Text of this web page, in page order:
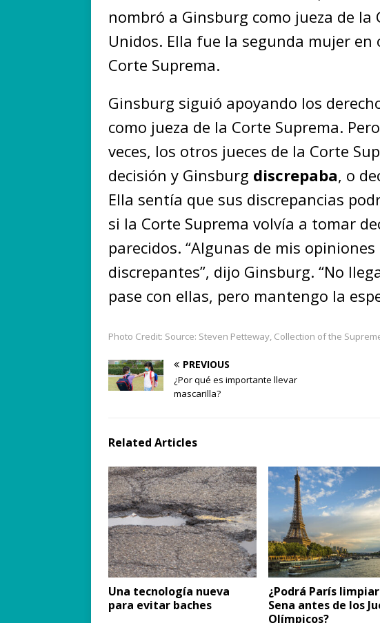
nombró a Ginsburg como jueza de la
Unidos. Ella fue la segunda mujer
Corte Suprema.
Ginsburg siguió apoyando los
como jueza de la Corte Suprema.
veces, los otros jueces de la Corte
decisión y Ginsburg discrepaba, o
Ella sentía que sus discrepancias
si la Corte Suprema volvía a tomar
parecidos. “Algunas de mis
discrepantes”, dijo Ginsburg. “No
pase con ellas, pero mantengo la
Photo Credit: Source: Steven Petteway, Collection of the
PREVIOUS
¿Por qué es importante llevar
mascarilla?
Related Articles
Una tecnología nueva
para evitar baches
¿Podrá París
Sena antes de los
Olímpicos?